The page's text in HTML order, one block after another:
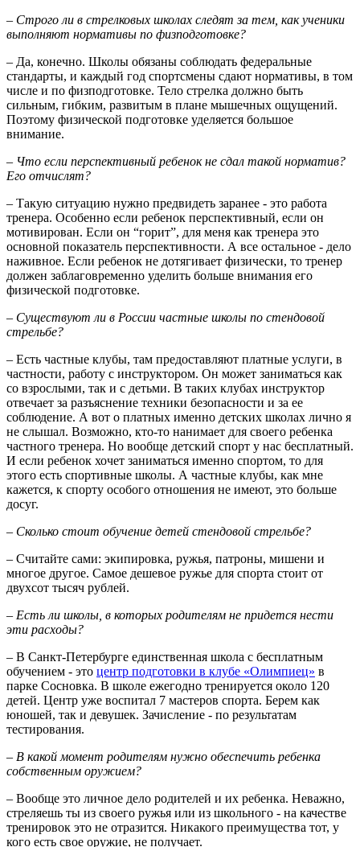
– Строго ли в стрелковых школах следят за тем, как ученики
выполняют нормативы по физподготовке?
– Да, конечно. Школы обязаны соблюдать федеральные
стандарты, и каждый год спортсмены сдают нормативы, в том
числе и по физподготовке. Тело стрелка должно быть
сильным, гибким, развитым в плане мышечных ощущений.
Поэтому физической подготовке уделяется большое
внимание.
– Что если перспективный ребенок не сдал такой норматив?
Его отчислят?
– Такую ситуацию нужно предвидеть заранее - это работа
тренера. Особенно если ребенок перспективный, если он
мотивирован. Если он “горит”, для меня как тренера это
основной показатель перспективности. А все остальное - дело
наживное. Если ребенок не дотягивает физически, то тренер
должен заблаговременно уделить больше внимания его
физической подготовке.
– Существуют ли в России частные школы по стендовой
стрельбе?
– Есть частные клубы, там предоставляют платные услуги, в
частности, работу с инструктором. Он может заниматься как
со взрослыми, так и с детьми. В таких клубах инструктор
отвечает за разъяснение техники безопасности и за ее
соблюдение. А вот о платных именно детских школах лично я
не слышал. Возможно, кто-то нанимает для своего ребенка
частного тренера. Но вообще детский спорт у нас бесплатный.
И если ребенок хочет заниматься именно спортом, то для
этого есть спортивные школы. А частные клубы, как мне
кажется, к спорту особого отношения не имеют, это больше
досуг.
– Сколько стоит обучение детей стендовой стрельбе?
– Считайте сами: экипировка, ружья, патроны, мишени и
многое другое. Самое дешевое ружье для спорта стоит от
двухсот тысяч рублей.
– Есть ли школы, в которых родителям не придется нести
эти расходы?
– В Санкт-Петербурге единственная школа с бесплатным
обучением - это центр подготовки в клубе «Олимпиец» в
парке Сосновка. В школе ежегодно тренируется около 120
детей. Центр уже воспитал 7 мастеров спорта. Берем как
юношей, так и девушек. Зачисление - по результатам
тестирования.
– В какой момент родителям нужно обеспечить ребенка
собственным оружием?
– Вообще это личное дело родителей и их ребенка. Неважно,
стреляешь ты из своего ружья или из школьного - на качестве
тренировок это не отразится. Никакого преимущества тот, у
кого есть свое оружие, не получает.